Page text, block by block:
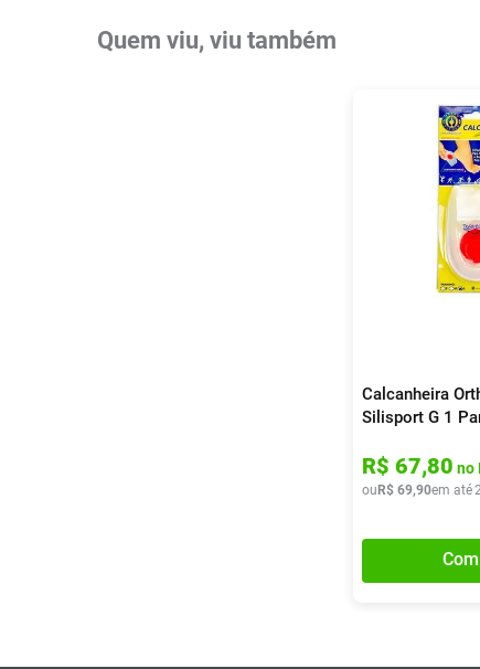
Quem viu, viu também
Calcanheira
Silisport G 1
R$ 67,80 no
ou R$ 69,90em até